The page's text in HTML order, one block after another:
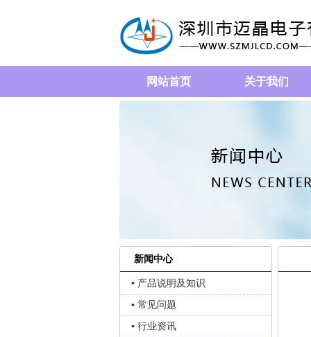
网站首页 关于我们
新闻中心
▪ 产品说明及知识
▪ 常见问题
▪ 行业资讯